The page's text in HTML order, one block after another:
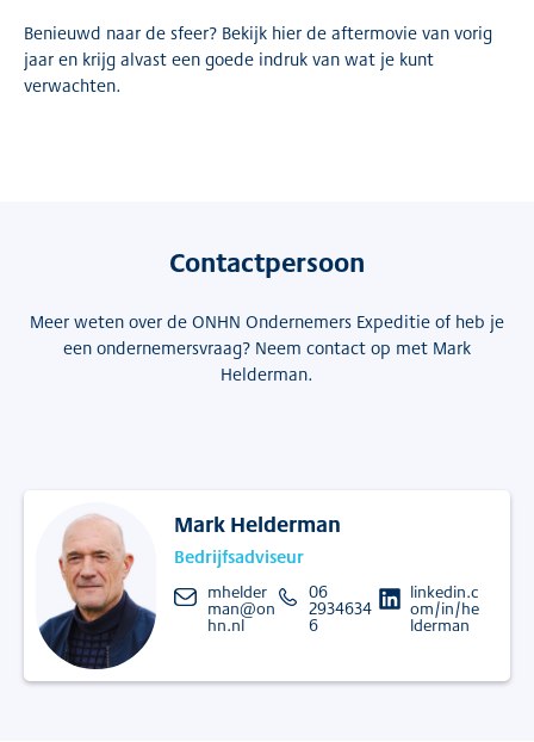
Benieuwd naar de sfeer? Bekijk hier de aftermovie van vorig
jaar en krijg alvast een goede indruk van wat je kunt
verwachten.
Contactpersoon
Meer weten over de ONHN Ondernemers Expeditie of heb je
een ondernemersvraag? Neem contact op met Mark
Helderman.
Mark Helderman
Bedrijfsadviseur
mhelder
man@on
hn.nl
06
2934634
6
linkedin.c
om/in/he
lderman